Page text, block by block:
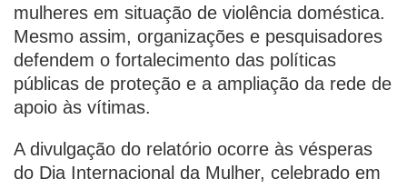
mulheres em situação de violência doméstica.
Mesmo assim, organizações e pesquisadores
defendem o fortalecimento das políticas
públicas de proteção e a ampliação da rede de
apoio às vítimas.
A divulgação do relatório ocorre às vésperas
do Dia Internacional da Mulher, celebrado em